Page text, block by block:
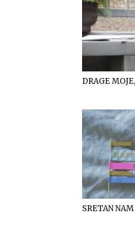
DRAGE
SRETAN